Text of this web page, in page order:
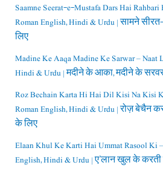
Saamne Seerat-e-Mustafa Dars Hai
Roman English, Hindi & Urdu | सामने
लिए
Madine Ke Aaqa Madine Ke Sarwar – Naat
Hindi & Urdu | मदीने के आका, मदीने के
Roz Bechain Karta Hi Hai Dil Kisi Na Kisi
Roman English, Hindi & Urdu | रोज़ बेचैन
के लिए
Elaan Khul Ke Karti Hai Ummat Rasool Ki
English, Hindi & Urdu | ए’लान खुल के